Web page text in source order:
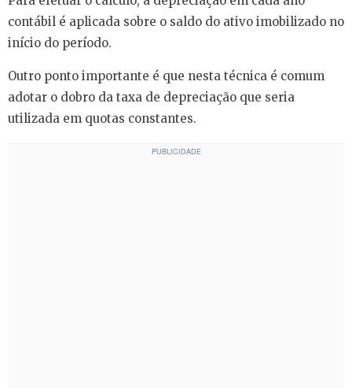
contábil é aplicada sobre o saldo do ativo imobilizado no
início do período.
Outro ponto importante é que nesta técnica é comum
adotar o dobro da taxa de depreciação que seria
utilizada em quotas constantes.